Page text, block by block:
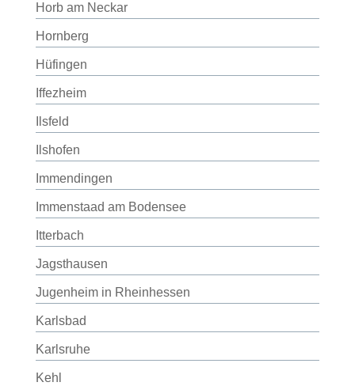
Horb am Neckar
Hornberg
Hüfingen
Iffezheim
Ilsfeld
Ilshofen
Immendingen
Immenstaad am Bodensee
Itterbach
Jagsthausen
Jugenheim in Rheinhessen
Karlsbad
Karlsruhe
Kehl